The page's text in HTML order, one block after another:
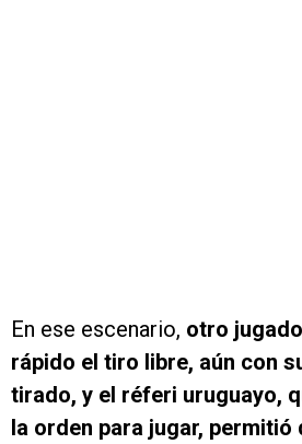
En ese escenario, otro
rápido el tiro libre, aún con
tirado, y el réferi uruguayo,
la orden para jugar, permitió